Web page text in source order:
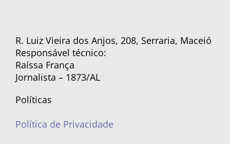
R. Luiz Vieira dos Anjos, 208, Serraria, Maceió
Responsável técnico:
Raíssa França
Jornalista – 1873/AL
Políticas
Política de Privacidade